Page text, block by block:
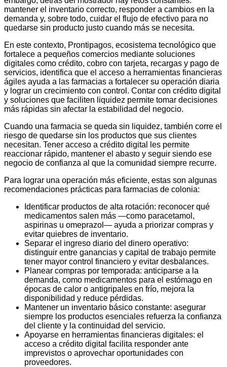
mantener el inventario correcto, responder a cambios en la
demanda y, sobre todo, cuidar el flujo de efectivo para no
quedarse sin producto justo cuando más se necesita.
En este contexto, Prontipagos, ecosistema tecnológico que
fortalece a pequeños comercios mediante soluciones
digitales como crédito, cobro con tarjeta, recargas y pago de
servicios, identifica que el acceso a herramientas financieras
ágiles ayuda a las farmacias a fortalecer su operación diaria
y lograr un crecimiento con control. Contar con crédito digital
y soluciones que faciliten liquidez permite tomar decisiones
más rápidas sin afectar la estabilidad del negocio.
Cuando una farmacia se queda sin liquidez, también corre el
riesgo de quedarse sin los productos que sus clientes
necesitan. Tener acceso a crédito digital les permite
reaccionar rápido, mantener el abasto y seguir siendo ese
negocio de confianza al que la comunidad siempre recurre.
Para lograr una operación más eficiente, estas son algunas
recomendaciones prácticas para farmacias de colonia:
Identificar productos de alta rotación: reconocer qué
medicamentos salen más —como paracetamol,
aspirinas u omeprazol— ayuda a priorizar compras y
evitar quiebres de inventario.
Separar el ingreso diario del dinero operativo:
distinguir entre ganancias y capital de trabajo permite
tener mayor control financiero y evitar desbalances.
Planear compras por temporada: anticiparse a la
demanda, como medicamentos para el estómago en
épocas de calor o antigripales en frío, mejora la
disponibilidad y reduce pérdidas.
Mantener un inventario básico constante: asegurar
siempre los productos esenciales refuerza la confianza
del cliente y la continuidad del servicio.
Apoyarse en herramientas financieras digitales: el
acceso a crédito digital facilita responder ante
imprevistos o aprovechar oportunidades con
proveedores.